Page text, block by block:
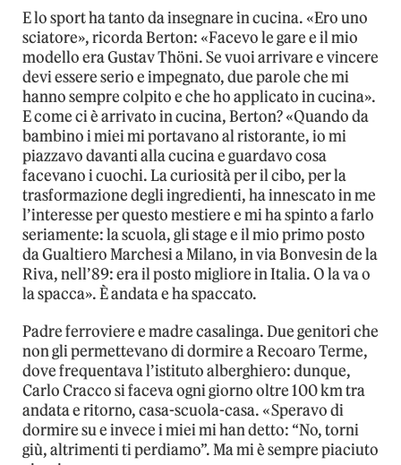
E lo sport ha tanto da insegnare in cucina. «Ero uno
sciatore», ricorda Berton: «Facevo le gare e il mio
modello era Gustav Thöni. Se vuoi arrivare e vincere
devi essere serio e impegnato, due parole che mi
hanno sempre colpito e che ho applicato in cucina».
E come ci è arrivato in cucina, Berton? «Quando da
bambino i miei mi portavano al ristorante, io mi
piazzavo davanti alla cucina e guardavo cosa
facevano i cuochi. La curiosità per il cibo, per la
trasformazione degli ingredienti, ha innescato in me
l’interesse per questo mestiere e mi ha spinto a farlo
seriamente: la scuola, gli stage e il mio primo posto
da Gualtiero Marchesi a Milano, in via Bonvesin de la
Riva, nell’89: era il posto migliore in Italia. O la va o
la spacca». È andata e ha spaccato.
Padre ferroviere e madre casalinga. Due genitori che
non gli permettevano di dormire a Recoaro Terme,
dove frequentava l’istituto alberghiero: dunque,
Carlo Cracco si faceva ogni giorno oltre 100 km tra
andata e ritorno, casa-scuola-casa. «Speravo di
dormire su e invece i miei mi han detto: “No, torni
giù, altrimenti ti perdiamo”. Ma mi è sempre piaciuto